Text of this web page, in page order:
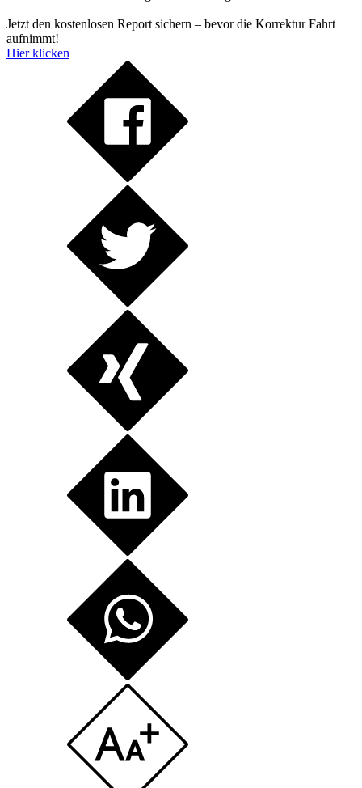
Jetzt den kostenlosen Report sichern – bevor die Korrektur Fahrt
aufnimmt!
Hier klicken